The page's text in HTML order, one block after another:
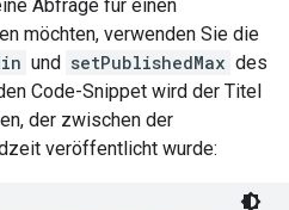
Abfrage für einen
möchten, verwenden Sie die
und setPublishedMax des
Code-Snippet wird der Titel
der zwischen der
veröffentlicht wurde: